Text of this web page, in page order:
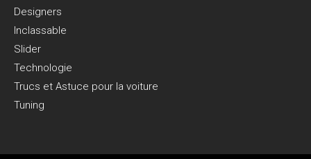
Designers
Inclassable
Slider
Technologie
Trucs et Astuce pour la voiture
Tuning